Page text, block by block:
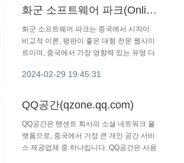
이그레이션을 쉽게 실현할 수 있습니다.또
한 다양한 규모의 웹사이트의 요구를 광범
위하게 충족시킬 수 있고 신뢰성이 높으며
기사, 다운로드, 사진, 분류 정보, 영상, 쇼핑
몰, 수집 및 재무와 같은 많은 기능을 갖춘
한 웹사이트 관리 소프트웨어입니다.
화군 소프트웨어 파크(Onlinedown.net)
화군 소프트웨어 파크는 중국에서 시작이
비교적 이른, 평판이 좋은 대형 전문 웹사이
트이며, 중국에서 가장 영향력 있는 유명 다
2024-02-29 19:45:31
QQ공간(qzone.qq.com)
QQ공간은 텐센트 회사의 소셜 네트워크 플
랫폼으로, 중국에서 가장 큰 개인 공간 서비
스 제공업체 중 하나입니다. QQ공간은 사용